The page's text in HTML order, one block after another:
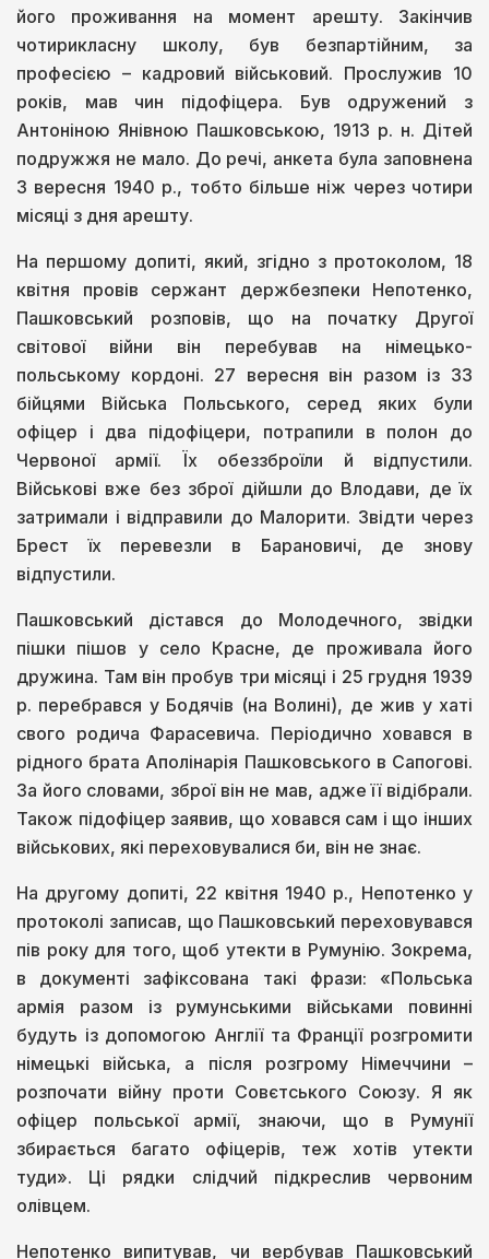
його проживання на момент арешту. Закінчив
чотирикласну школу, був безпартійним, за
професією – кадровий військовий. Прослужив 10
років, мав чин підофіцера. Був одружений з
Антоніною Янівною Пашковською, 1913 р. н. Дітей
подружжя не мало. До речі, анкета була заповнена
3 вересня 1940 р., тобто більше ніж через чотири
місяці з дня арешту.
На першому допиті, який, згідно з протоколом, 18
квітня провів сержант держбезпеки Непотенко,
Пашковський розповів, що на початку Другої
світової війни він перебував на німецько-
польському кордоні. 27 вересня він разом із 33
бійцями Війська Польського, серед яких були
офіцер і два підофіцери, потрапили в полон до
Червоної армії. Їх обеззброїли й відпустили.
Військові вже без зброї дійшли до Влодави, де їх
затримали і відправили до Малорити. Звідти через
Брест їх перевезли в Барановичі, де знову
відпустили.
Пашковський дістався до Молодечного, звідки
пішки пішов у село Красне, де проживала його
дружина. Там він пробув три місяці і 25 грудня 1939
р. перебрався у Бодячів (на Волині), де жив у хаті
свого родича Фарасевича. Періодично ховався в
рідного брата Аполінарія Пашковського в Сапогові.
За його словами, зброї він не мав, адже її відібрали.
Також підофіцер заявив, що ховався сам і що інших
військових, які переховувалися би, він не знає.
На другому допиті, 22 квітня 1940 р., Непотенко у
протоколі записав, що Пашковський переховувався
пів року для того, щоб утекти в Румунію. Зокрема,
в документі зафіксована такі фрази: «Польська
армія разом із румунськими військами повинні
будуть із допомогою Англії та Франції розгромити
німецькі війська, а після розгрому Німеччини –
розпочати війну проти Совєтського Союзу. Я як
офіцер польської армії, знаючи, що в Румунії
збирається багато офіцерів, теж хотів утекти
туди». Ці рядки слідчий підкреслив червоним
олівцем.
Непотенко випитував, чи вербував Пашковський